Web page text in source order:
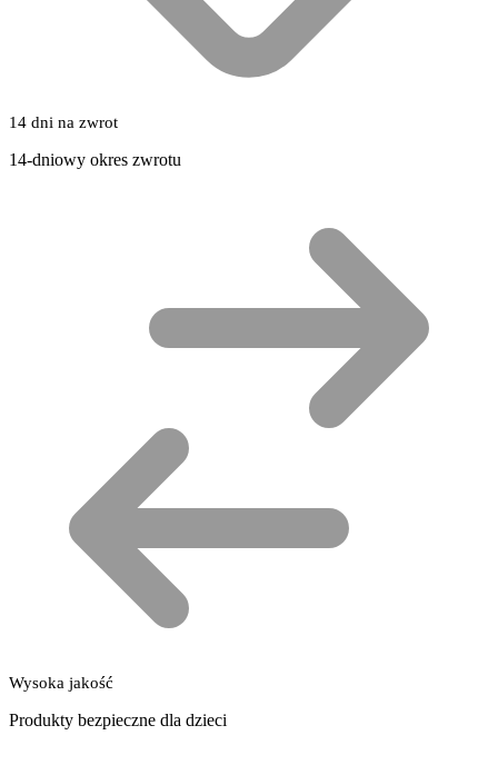
14 dni na zwrot
14-dniowy okres zwrotu
Wysoka jakość
Produkty bezpieczne dla dzieci